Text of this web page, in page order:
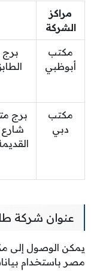
مراكز
الشركة
مكتب
أبوظبي
مكتب
دبي
برج
عنوان شركة
يمكن الوصول
مصر باستخدام